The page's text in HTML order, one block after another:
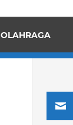
OLAHRAGA